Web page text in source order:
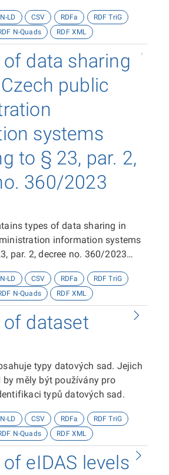
LD CSV RDFa
RDF TriG
N-Quads RDF XML
data sharing
public
systems
to § 23, par. 2,
360/2023
types of data sharing in
information systems
par. 2, decree no. 360/2023
LD CSV RDFa
RDF TriG
N-Quads RDF XML
of dataset
typy datových sad. Jejich
by měly být používány pro
typů datových sad.
LD CSV RDFa
RDF TriG
N-Quads RDF XML
eIDAS levels